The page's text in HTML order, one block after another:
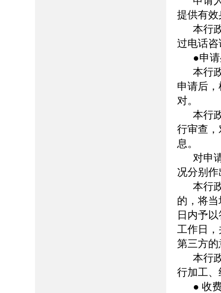
提供有
本行
过电话
●申
本行
申请后
对。
本行
行审查
息。
对申
况分别
本行
的，将
日内予
工作日
第三方
本行
行加工
● 收